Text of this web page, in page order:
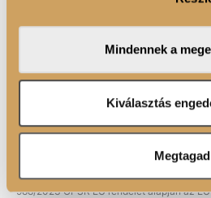
adatait, akik kombinálhatják az
adatokkal, amelyeket Ön adott
Ön által használt más
Mindennek a
Kiválasztás
Megtagad
ÖSSZETEVŐK
5999575343016
988/2023 GPSR EU rendelet alapján az